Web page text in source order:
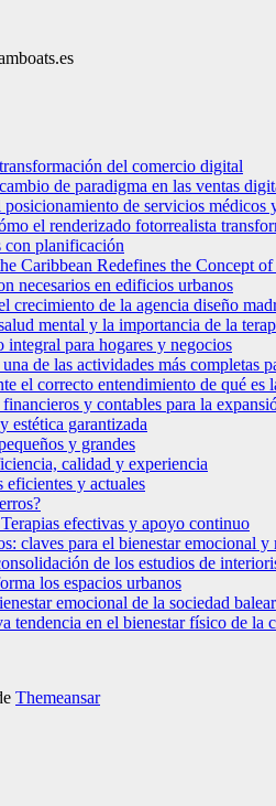
del comercio digital
de paradigma en las ventas
de servicios médicos
el renderizado fotorrealista
con planificación
Caribbean Redefines the Concept
necesarios en edificios urbanos
de la agencia diseño
mental y la importancia de la
para hogares y negocios
de las actividades más
el correcto entendimiento de qué es
y contables para la
estética garantizada
y grandes
calidad y experiencia
y actuales
efectivas y apoyo continuo
claves para el bienestar emocional y
de los estudios de
los espacios urbanos
emocional de la sociedad balear
tendencia en el bienestar físico de la
Themeansar